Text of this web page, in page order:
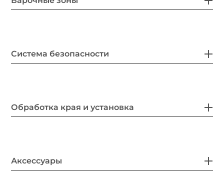
Система безопасности
Обработка края и установка
Аксессуары